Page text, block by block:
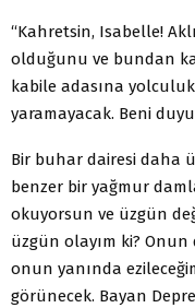
“Kahretsin, Isabelle!
olduğunu ve bundan
kabile adasına
yaramayacak. Beni
Bir buhar dairesi daha
benzer bir yağmur
okuyorsun ve üzgün
üzgün olayım ki? Onun
onun yanında
görünecek. Bayan